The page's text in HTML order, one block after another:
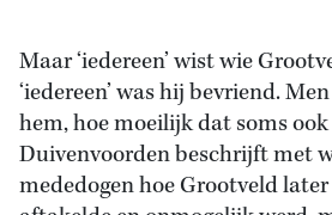
Maar ‘iedereen’ wist wie
‘iedereen’ was hij bevriend.
hem, hoe moeilijk dat soms ook
Duivenvoorden beschrijft met
mededogen hoe Grootveld